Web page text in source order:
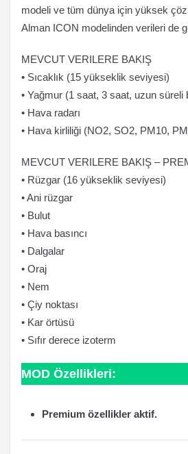
modeli ve tüm dünya için yüksek
Alman ICON modelinden verileri de
MEVCUT VERILERE BAKIŞ
• Sıcaklık (15 yükseklik seviyesi)
• Yağmur (1 saat, 3 saat, uzun süreli
• Hava radarı
• Hava kirliliği (NO2, SO2, PM10,
MEVCUT VERILERE BAKIŞ –
• Rüzgar (16 yükseklik seviyesi)
• Ani rüzgar
• Bulut
• Hava basıncı
• Dalgalar
• Oraj
• Nem
• Çiy noktası
• Kar örtüsü
• Sıfır derece izoterm
MOD Özellikleri:
Premium özellikler aktif.